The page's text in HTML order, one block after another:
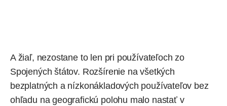
A žiaľ, nezostane to len pri používateľoch zo
Spojených štátov. Rozšírenie na všetkých
bezplatných a nízkonákladových používateľov bez
ohľadu na geografickú polohu malo nastať v